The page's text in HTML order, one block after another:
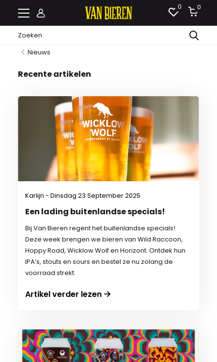
0 0
Nieuws
Recente artikelen
Karlijn - Dinsdag 23 September 2025
Een lading buitenlandse specials!
Bij Van Bieren regent het buitenlandse specials!
Deze week brengen we bieren van Wild Raccoon,
Hoppy Road, Wicklow Wolf en Horizont. Ontdek hun
IPA’s, stouts en sours en bestel ze nu zolang de
voorraad strekt.
Artikel verder lezen